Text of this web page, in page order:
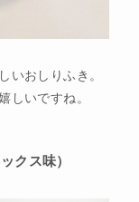
いおしりふき。
しいですね。
クス味）